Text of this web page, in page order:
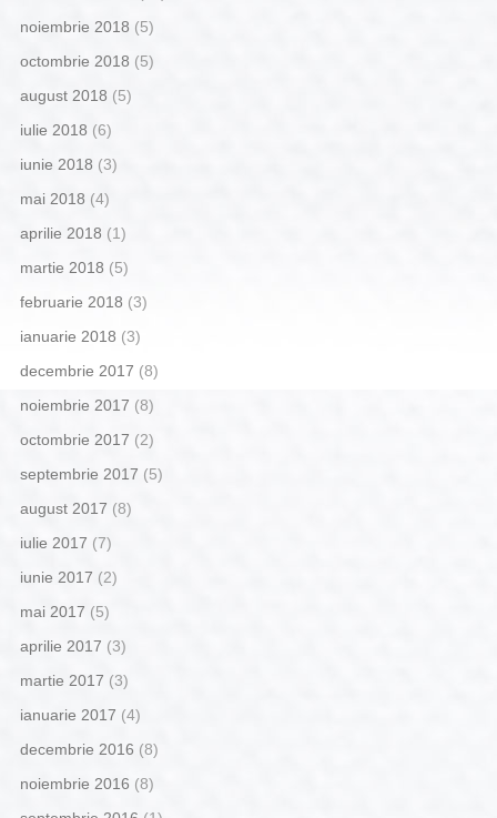
noiembrie 2018 (5)
octombrie 2018 (5)
august 2018 (5)
iulie 2018 (6)
iunie 2018 (3)
mai 2018 (4)
aprilie 2018 (1)
martie 2018 (5)
februarie 2018 (3)
ianuarie 2018 (3)
decembrie 2017 (8)
noiembrie 2017 (8)
octombrie 2017 (2)
septembrie 2017 (5)
august 2017 (8)
iulie 2017 (7)
iunie 2017 (2)
mai 2017 (5)
aprilie 2017 (3)
martie 2017 (3)
ianuarie 2017 (4)
decembrie 2016 (8)
noiembrie 2016 (8)